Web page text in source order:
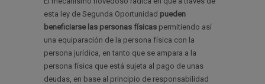
esta ley de Segunda Oportunidad pueden
beneficiarse las personas físicas permitiendo así
una equiparación de la persona física con la
persona jurídica, en tanto que se ampara a la
persona física que está sujeta al pago de unas
deudas, en base al principio de responsabilidad